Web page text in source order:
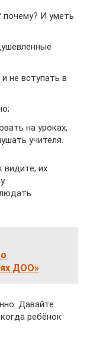
почему? И уметь
не вступать в
на уроках,
учителя.
видите, их
ДОО»
Давайте
ребёнок